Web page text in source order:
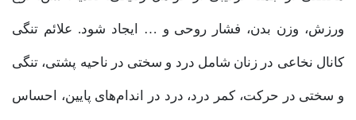
ورزش، وزن بدن، فشار روحی و … ایجاد شود. علائم تنگی
کانال نخاعی در زنان شامل درد و سختی در ناحیه پشتی، تنگی
و سختی در حرکت، کمر درد، درد در اندام‌های پایین، احساس